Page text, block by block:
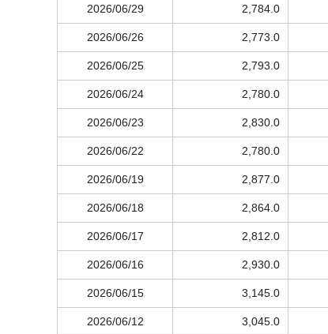
2026/06/29 2,784.0
2026/06/26 2,773.0
2026/06/25 2,793.0
2026/06/24 2,780.0
2026/06/23 2,830.0
2026/06/22 2,780.0
2026/06/19 2,877.0
2026/06/18 2,864.0
2026/06/17 2,812.0
2026/06/16 2,930.0
2026/06/15 3,145.0
2026/06/12 3,045.0